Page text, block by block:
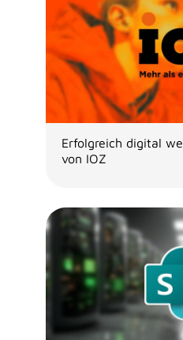
Erfolgreich digital
von IOZ